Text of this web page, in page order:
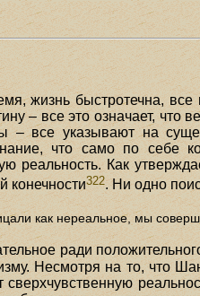
жизнь быстротечна,
– все это означает, что
– все указывают на
что само по себе
реальность. Как
конечности322. Ни одно
как нереальное, мы
ради
Несмотря на то, что